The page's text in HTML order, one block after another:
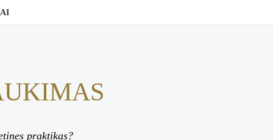
praktikas?